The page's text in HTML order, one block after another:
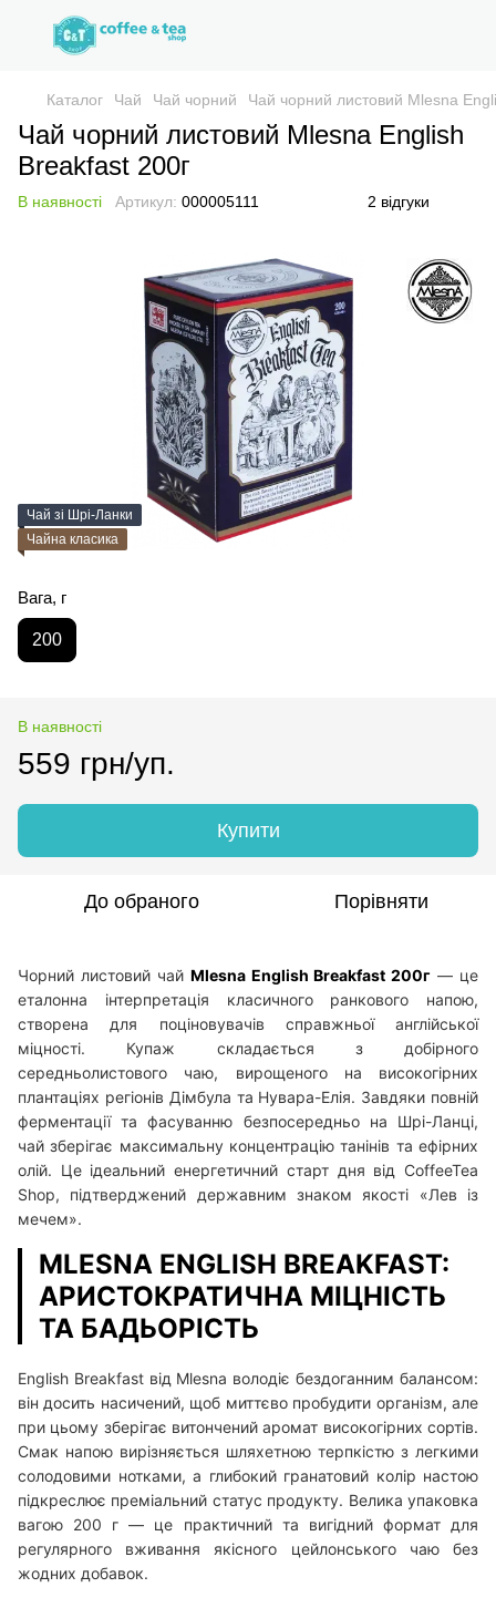
Каталог Чай Чай чорний Чай чорний листовий Mlesna
Чай чорний листовий Mlesna English
Breakfast 200г
В наявності Артикул: 000005111 2 відгуки
Чай зі Шрі-Ланки
Чайна класика
Вага, г
200
В наявності
559 грн/уп.
Купити
До обраного Порівняти
Чорний листовий чай Mlesna English Breakfast 200г — це
еталонна інтерпретація класичного ранкового напою,
створена для поціновувачів справжньої англійської
міцності. Купаж складається з добірного
середньолистового чаю, вирощеного на високогірних
плантаціях регіонів Дімбула та Нувара-Елія. Завдяки повній
ферментації та фасуванню безпосередньо на Шрі-Ланці,
чай зберігає максимальну концентрацію танінів та ефірних
олій. Це ідеальний енергетичний старт дня від CoffeeTea
Shop, підтверджений державним знаком якості «Лев із
мечем».
MLESNA ENGLISH BREAKFAST:
АРИСТОКРАТИЧНА МІЦНІСТЬ
ТА БАДЬОРІСТЬ
English Breakfast від Mlesna володіє бездоганним балансом:
він досить насичений, щоб миттєво пробудити організм, але
при цьому зберігає витончений аромат високогірних сортів.
Смак напою вирізняється шляхетною терпкістю з легкими
солодовими нотками, а глибокий гранатовий колір настою
підкреслює преміальний статус продукту. Велика упаковка
вагою 200 г — це практичний та вигідний формат для
регулярного вживання якісного цейлонського чаю без
жодних добавок.